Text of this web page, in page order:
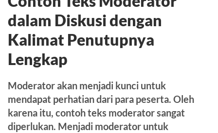
dalam Diskusi dengan
Kalimat Penutupnya
Lengkap
Moderator akan menjadi kunci untuk
mendapat perhatian dari para peserta. Oleh
karena itu, contoh teks moderator sangat
diperlukan. Menjadi moderator untuk